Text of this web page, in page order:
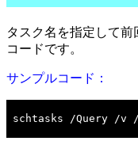
タスク名を指定して
コードです。
サンプルコード：